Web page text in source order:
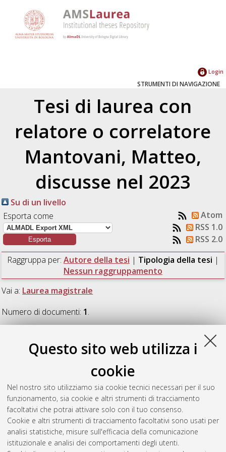
Questo sito web utilizza i
cookie
Nel nostro sito utilizziamo sia cookie tecnici necessari per il suo
funzionamento, sia cookie e altri strumenti di tracciamento
facoltativi che potrai attivare solo con il tuo consenso.
Cookie e altri strumenti di tracciamento facoltativi sono usati per
analisi statistiche, misure sull'efficacia della comunicazione
istituzionale e analisi dei comportamenti degli utenti.
Login
STRUMENTI DI NAVIGAZIONE
Tesi di laurea con
relatore o correlatore
Mantovani, Matteo,
discusse nel 2023
Su di un livello
Esporta come
Atom
RSS 1.0
RSS 2.0
Raggruppa per: Autore della tesi | Tipologia della tesi |
Nessun raggruppamento
Vai a: Laurea magistrale
Numero di documenti: 1.
Laurea magistrale
(2023)Development and
activated EMS for the knee joint.[Laurea magistrale], Università
di Bologna, Corso di Studio inBiomedical engineering [LM-
DM270] - Cesena, Documento full-text non disponibile
Questa lista e' stata generata ilSun Aug 9 17:29:01 2026